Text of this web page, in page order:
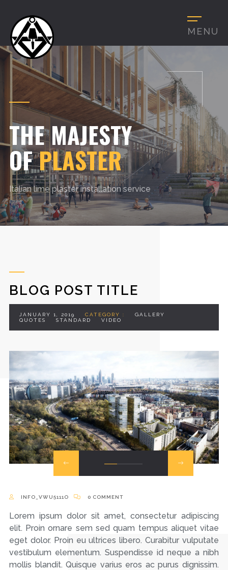
MENU
THE MAJESTY
OFPLASTER
Italian lime plaster installation service
BLOG POST TITLE
JANUARY 1, 2019 CATEGORY :
GALLERY
QUOTES
STANDARD VIDEO
INFO_VWU5111O 0 COMMENT
Lorem ipsum dolor sit amet, consectetur adipiscing
elit. Proin ornare sem sed quam tempus aliquet vitae
eget dolor. Proin eu ultrices libero. Curabitur vulputate
vestibulum elementum. Suspendisse id neque a nibh
mollis blandit. Quisque varius eros ac purus dignissim.